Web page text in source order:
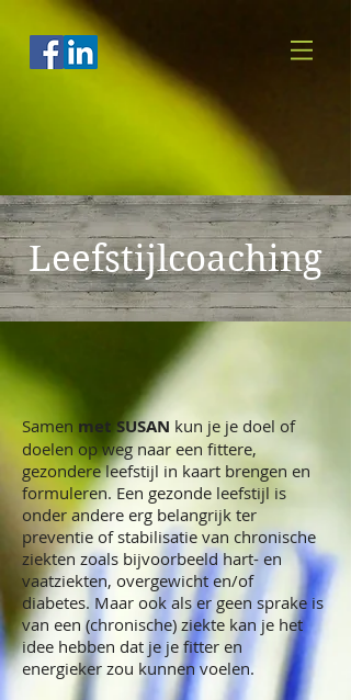
Leefstijlcoaching
Samen met SUSAN kun je je doel of
doelen op weg naar een fittere,
gezondere leefstijl in kaart brengen en
formuleren. Een gezonde leefstijl is
onder andere erg belangrijk ter
preventie of stabilisatie van chronische
ziekten zoals bijvoorbeeld hart- en
vaatziekten, overgewicht en/of
diabetes. Maar ook als er geen sprake is
van een (chronische) ziekte kan je het
idee hebben dat je je fitter en
energieker zou kunnen voelen.